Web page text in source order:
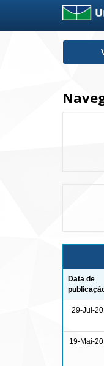
Data de
29-Jul-
19-Mai-